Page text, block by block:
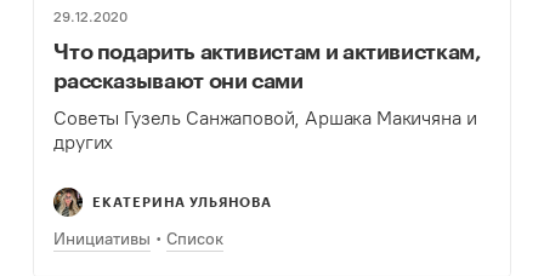
29.12.2020
Что подарить активистам и активисткам,
рассказывают они сами
Советы Гузель Санжаповой, Аршака Макичяна и
других
ЕКАТЕРИНА УЛЬЯНОВА
Инициативы Список